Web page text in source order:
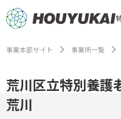
事業本部サイト 事業所一覧
荒川区立特別養護
荒川